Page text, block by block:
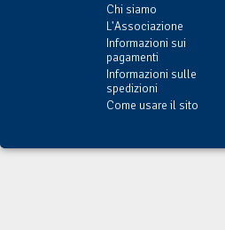
Chi siamo
L'Associazione
Informazioni sui
pagamenti
Informazioni sulle
spedizioni
Come usare il sito